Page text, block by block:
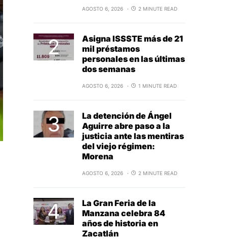
AGOSTO 6, 2026 2 MINUTE READ
Asigna ISSSTE más de 21
mil préstamos
personales en las últimas
dos semanas
AGOSTO 6, 2026 1 MINUTE READ
La detención de Ángel
Aguirre abre paso a la
justicia ante las mentiras
del viejo régimen:
Morena
AGOSTO 6, 2026 2 MINUTE READ
La Gran Feria de la
Manzana celebra 84
años de historia en
Zacatlán